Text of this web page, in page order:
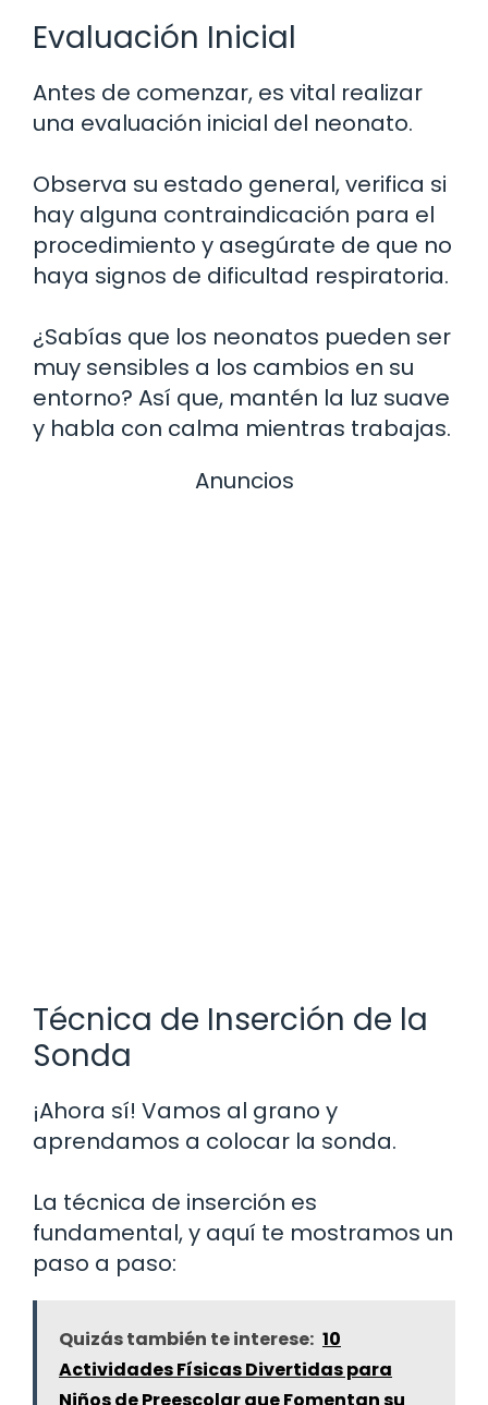
Evaluación Inicial
Antes de comenzar, es vital realizar
una evaluación inicial del neonato.
Observa su estado general, verifica si
hay alguna contraindicación para el
procedimiento y asegúrate de que no
haya signos de dificultad respiratoria.
¿Sabías que los neonatos pueden ser
muy sensibles a los cambios en su
entorno? Así que, mantén la luz suave
y habla con calma mientras trabajas.
Anuncios
Técnica de Inserción de la
Sonda
¡Ahora sí! Vamos al grano y
aprendamos a colocar la sonda.
La técnica de inserción es
fundamental, y aquí te mostramos un
paso a paso:
Quizás también te interese: 10
Actividades Físicas Divertidas para
Niños de Preescolar que Fomentan su